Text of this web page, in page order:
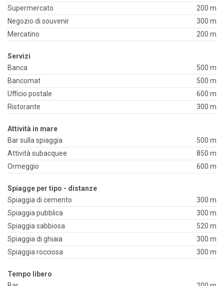
Supermercato
200 m
Negozio di souvenir
300 m
Mercatino
200 m
Servizi
Banca
500 m
Bancomat
500 m
Ufficio postale
600 m
Ristorante
300 m
Attività in mare
Bar sulla spiaggia
500 m
Attività subacquee
850 m
Ormeggio
600 m
Spiagge per tipo - distanze
Spiaggia di cemento
300 m
Spiaggia pubblica
300 m
Spiaggia sabbiosa
520 m
Spiaggia di ghiaia
300 m
Spiaggia rocciosa
300 m
Tempo libero